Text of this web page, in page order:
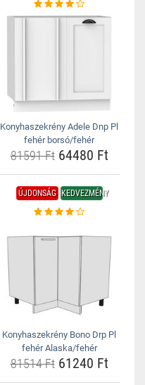
Konyhaszekrény Adele Dnp Pl
fehér borsó/fehér
81591 Ft64480 Ft
ÚJDONSÁG KEDVEZMÉNY
Konyhaszekrény Bono Drp Pl
fehér Alaska/fehér
81514 Ft61240 Ft